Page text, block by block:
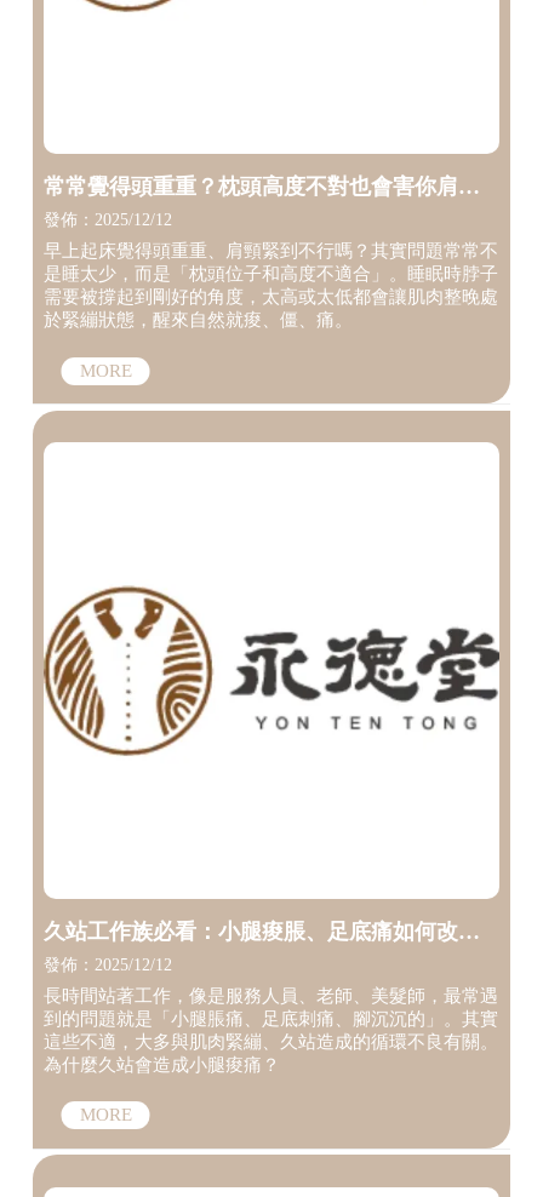
常常覺得頭重重？枕頭高度不對也會害你肩頸
痛！【整復所】【台中推拿】
發佈：2025/12/12
早上起床覺得頭重重、肩頸緊到不行嗎？其實問題常常不
是睡太少，而是「枕頭位子和高度不適合」。睡眠時脖子
需要被撐起到剛好的角度，太高或太低都會讓肌肉整晚處
於緊繃狀態，醒來自然就痠、僵、痛。
久站工作族必看：小腿痠脹、足底痛如何改
善？【台中推拿】【台中整復師推薦】
發佈：2025/12/12
長時間站著工作，像是服務人員、老師、美髮師，最常遇
到的問題就是「小腿脹痛、足底刺痛、腳沉沉的」。其實
這些不適，大多與肌肉緊繃、久站造成的循環不良有關。
為什麼久站會造成小腿痠痛？